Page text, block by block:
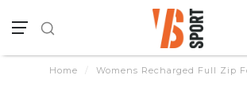
Home / Womens Recharged Full Zip